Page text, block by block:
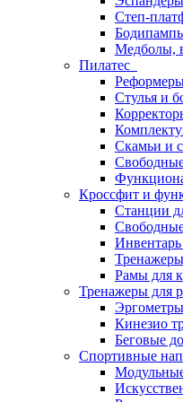
Степ-
Медболы,
Пилатес
Стулья и
Скамьи и
Кроссфит и
Станции
Рамы для
Тренажеры для
Кинезио
Беговые
Спортивные